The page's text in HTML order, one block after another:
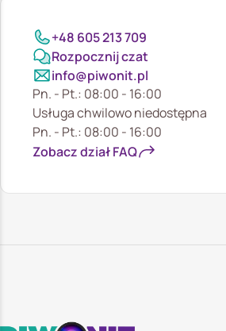
+48 605 213 709
Rozpocznij czat
info@piwonit.pl
Pn. - Pt.: 08:00 - 16:00
Usługa chwilowo niedostępna
Pn. - Pt.: 08:00 - 16:00
Zobacz dział FAQ